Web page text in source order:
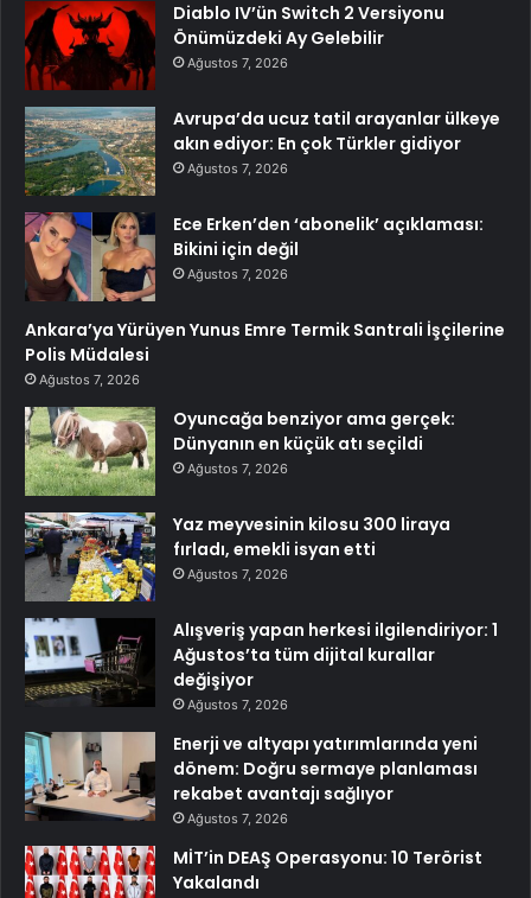
Diablo IV’ün Switch 2 Versiyonu
Önümüzdeki Ay Gelebilir
Ağustos 7, 2026
Avrupa’da ucuz tatil arayanlar ülkeye
akın ediyor: En çok Türkler gidiyor
Ağustos 7, 2026
Ece Erken’den ‘abonelik’ açıklaması:
Bikini için değil
Ağustos 7, 2026
Ankara’ya Yürüyen Yunus Emre Termik Santrali İşçilerine
Polis Müdalesi
Ağustos 7, 2026
Oyuncağa benziyor ama gerçek:
Dünyanın en küçük atı seçildi
Ağustos 7, 2026
Yaz meyvesinin kilosu 300 liraya
fırladı, emekli isyan etti
Ağustos 7, 2026
Alışveriş yapan herkesi ilgilendiriyor: 1
Ağustos’ta tüm dijital kurallar
değişiyor
Ağustos 7, 2026
Enerji ve altyapı yatırımlarında yeni
dönem: Doğru sermaye planlaması
rekabet avantajı sağlıyor
Ağustos 7, 2026
MİT’in DEAŞ Operasyonu: 10 Terörist
Yakalandı